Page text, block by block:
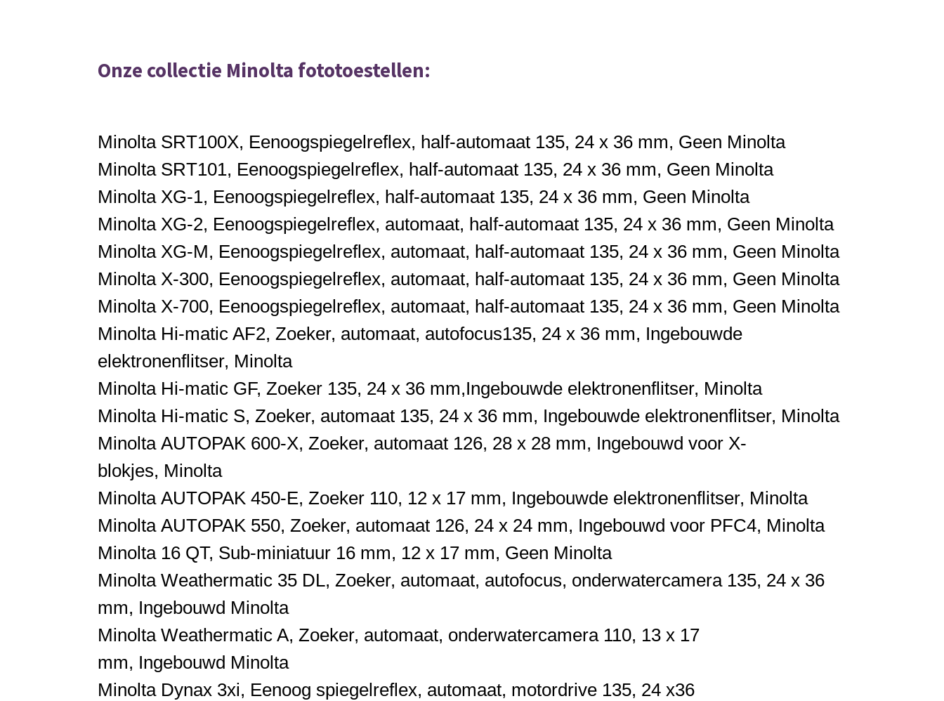
Onze collectie Minolta fototoestellen:
Minolta SRT100X, Eenoogspiegelreflex, half-automaat 135, 24 x 36 mm, Geen Minolta
Minolta SRT101, Eenoogspiegelreflex, half-automaat 135, 24 x 36 mm, Geen Minolta
Minolta XG-1, Eenoogspiegelreflex, half-automaat 135, 24 x 36 mm, Geen Minolta
Minolta XG-2, Eenoogspiegelreflex, automaat, half-automaat 135, 24 x 36 mm, Geen Minolta
Minolta XG-M, Eenoogspiegelreflex, automaat, half-automaat 135, 24 x 36 mm, Geen Minolta
Minolta X-300, Eenoogspiegelreflex, automaat, half-automaat 135, 24 x 36 mm, Geen Minolta
Minolta X-700, Eenoogspiegelreflex, automaat, half-automaat 135, 24 x 36 mm, Geen Minolta
Minolta Hi-matic AF2, Zoeker, automaat, autofocus135, 24 x 36 mm, Ingebouwde
elektronenflitser, Minolta
Minolta Hi-matic GF, Zoeker 135, 24 x 36 mm,Ingebouwde elektronenflitser, Minolta
Minolta Hi-matic S, Zoeker, automaat 135, 24 x 36 mm, Ingebouwde elektronenflitser, Minolta
Minolta AUTOPAK 600-X, Zoeker, automaat 126, 28 x 28 mm, Ingebouwd voor X-
blokjes, Minolta
Minolta AUTOPAK 450-E, Zoeker 110, 12 x 17 mm, Ingebouwde elektronenflitser, Minolta
Minolta AUTOPAK 550, Zoeker, automaat 126, 24 x 24 mm, Ingebouwd voor PFC4, Minolta
Minolta 16 QT, Sub-miniatuur 16 mm, 12 x 17 mm, Geen Minolta
Minolta Weathermatic 35 DL, Zoeker, automaat, autofocus, onderwatercamera 135, 24 x 36
mm, Ingebouwd Minolta
Minolta Weathermatic A, Zoeker, automaat, onderwatercamera 110, 13 x 17
mm, Ingebouwd Minolta
Minolta Dynax 3xi, Eenoog spiegelreflex, automaat, motordrive 135, 24 x36